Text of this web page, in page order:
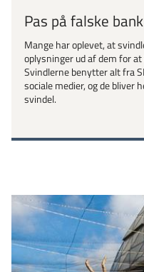
Pas på falske
Mange har oplevet, at
oplysninger ud af dem for
Svindlerne benytter alt fra
sociale medier, og de bliver
svindel.